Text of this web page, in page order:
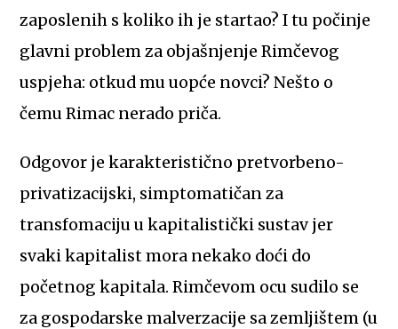
zaposlenih s koliko ih je startao? I tu počinje
glavni problem za objašnjenje Rimčevog
uspjeha: otkud mu uopće novci? Nešto o
čemu Rimac nerado priča.
Odgovor je karakteristično pretvorbeno-
privatizacijski, simptomatičan za
transfomaciju u kapitalistički sustav jer
svaki kapitalist mora nekako doći do
početnog kapitala. Rimčevom ocu sudilo se
za gospodarske malverzacije sa zemljištem (u